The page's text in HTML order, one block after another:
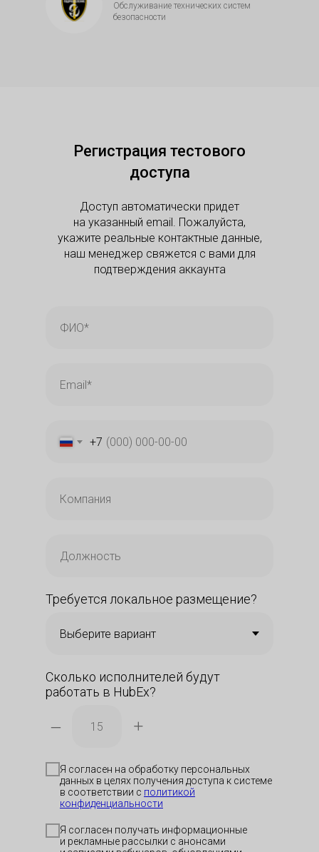
Обслуживание технических систем
безопасности
+7
Требуется локальное размещение?
Сколько исполнителей будут
работать в HubEx?
– +
Я согласен на обработку персональных
данных в целях получения доступа к системе
в соответствии с политикой
конфиденциальности
Я согласен получать информационные
и рекламные рассылки с анонсами
Регистрация тестового
доступа
Доступ автоматически придет
на указанный email. Пожалуйста,
укажите реальные контактные данные,
наш менеджер свяжется с вами для
подтверждения аккаунта